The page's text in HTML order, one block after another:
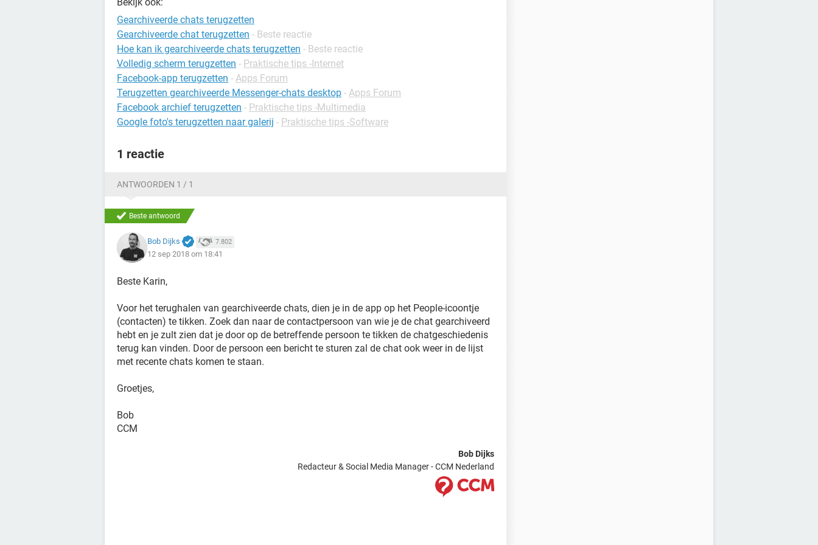
Gearchiveerde chats terugzetten
Gearchiveerde chat terugzetten - Beste reactie
Hoe kan ik gearchiveerde chats terugzetten - Beste reactie
Volledig scherm terugzetten - Praktische tips -Internet
Facebook-app terugzetten - Apps Forum
Terugzetten gearchiveerde Messenger-chats desktop - Apps Forum
Facebook archief terugzetten - Praktische tips -Multimedia
Google foto's terugzetten naar galerij - Praktische tips -Software
1 reactie
ANTWOORDEN 1 / 1
Beste antwoord
Bob Dijks 7.802
12 sep 2018 om 18:41
Beste Karin,
Voor het terughalen van gearchiveerde chats, dien je in de app op het People-icoontje
(contacten) te tikken. Zoek dan naar de contactpersoon van wie je de chat gearchiveerd
hebt en je zult zien dat je door op de betreffende persoon te tikken de chatgeschiedenis
terug kan vinden. Door de persoon een bericht te sturen zal de chat ook weer in de lijst
met recente chats komen te staan.
Groetjes,
Bob
CCM
Bob Dijks
Redacteur & Social Media Manager - CCM Nederland